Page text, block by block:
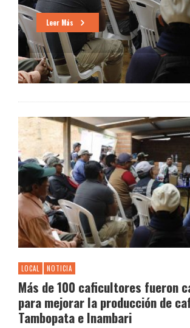
Leer Más
LOCAL NOTICIA
Más de 100 caficultores fueron
para mejorar la producción de
Tambopata e Inambari